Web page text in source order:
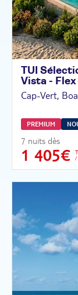
TUI
Vista - Flex
Cap-Vert,
PREMIUM
7 nuits dès
1 405€
/